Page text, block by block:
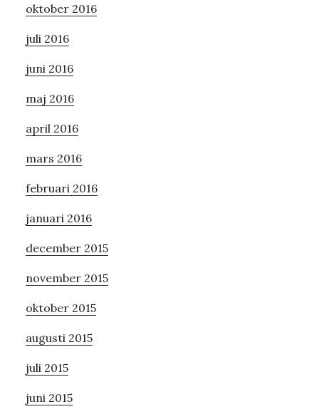
oktober 2016
juli 2016
juni 2016
maj 2016
april 2016
mars 2016
februari 2016
januari 2016
december 2015
november 2015
oktober 2015
augusti 2015
juli 2015
juni 2015